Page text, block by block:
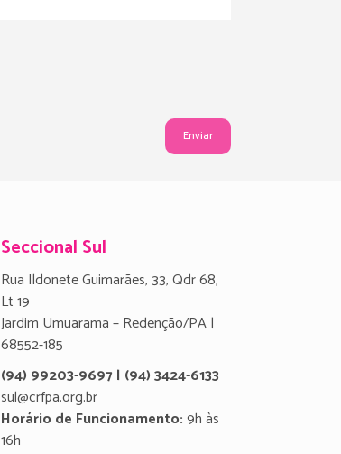
Seccional Sul
Rua Ildonete Guimarães, 33, Qdr 68,
Lt 19
Jardim Umuarama – Redenção/PA |
68552-185
(94) 99203-9697 | (94) 3424-6133
sul@crfpa.org.br
Horário de Funcionamento:9h às
16h